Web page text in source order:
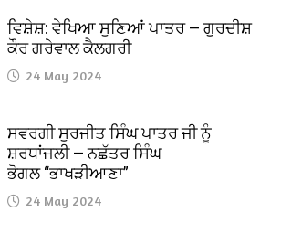
ਵਿਸ਼ੇਸ਼: ਵੇਖਿਆ ਸੁਣਿਆਂ ਪਾਤਰ — ਗੁਰਦੀਸ਼
ਕੌਰ ਗਰੇਵਾਲ ਕੈਲਗਰੀ
24 May 2024
ਸਵਰਗੀ ਸੁਰਜੀਤ ਸਿੰਘ ਪਾਤਰ ਜੀ ਨੂੰ
ਸ਼ਰਧਾਂਜਲੀ — ਨਛੱਤਰ ਸਿੰਘ
ਭੋਗਲ “ਭਾਖੜੀਆਣਾ”
24 May 2024